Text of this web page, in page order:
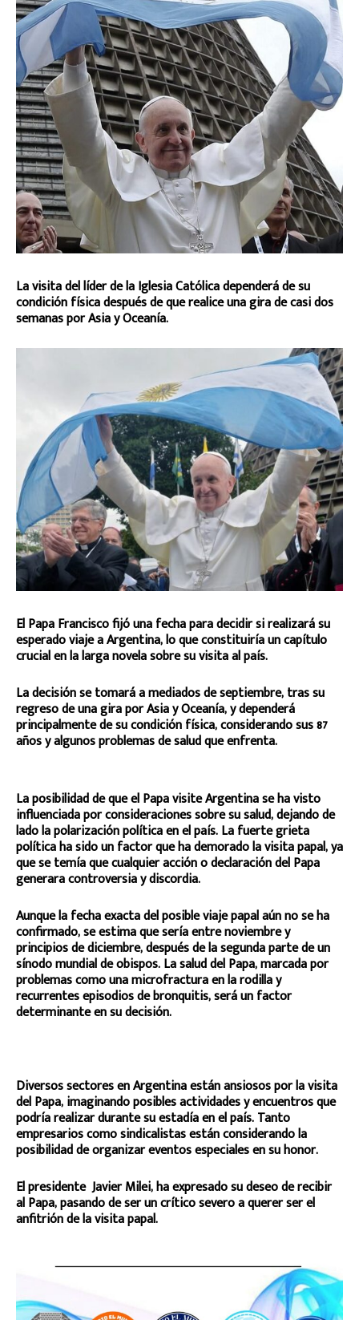
La visita del líder de la Iglesia Católica dependerá de su
condición física después de que realice una gira de casi dos
semanas por Asia y Oceanía.
El Papa Francisco fijó una fecha para decidir si realizará su
esperado viaje a Argentina, lo que constituiría un capítulo
crucial en la larga novela sobre su visita al país.
La decisión se tomará a mediados de septiembre, tras su
regreso de una gira por Asia y Oceanía, y dependerá
principalmente de su condición física, considerando sus 87
años y algunos problemas de salud que enfrenta.
La posibilidad de que el Papa visite Argentina se ha visto
influenciada por consideraciones sobre su salud, dejando de
lado la polarización política en el país. La fuerte grieta
política ha sido un factor que ha demorado la visita papal, ya
que se temía que cualquier acción o declaración del Papa
generara controversia y discordia.
Aunque la fecha exacta del posible viaje papal aún no se ha
confirmado, se estima que sería entre noviembre y
principios de diciembre, después de la segunda parte de un
sínodo mundial de obispos. La salud del Papa, marcada por
problemas como una microfractura en la rodilla y
recurrentes episodios de bronquitis, será un factor
determinante en su decisión.
Diversos sectores en Argentina están ansiosos por la visita
del Papa, imaginando posibles actividades y encuentros que
podría realizar durante su estadía en el país. Tanto
empresarios como sindicalistas están considerando la
posibilidad de organizar eventos especiales en su honor.
El presidente Javier Milei, ha expresado su deseo de recibir
al Papa, pasando de ser un crítico severo a querer ser el
anfitrión de la visita papal.